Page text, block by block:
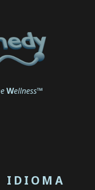
Wellness™
IDIOMA